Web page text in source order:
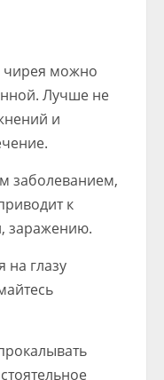
чирея можно
Лучше не
и
заболеванием,
к
заражению.
на глазу